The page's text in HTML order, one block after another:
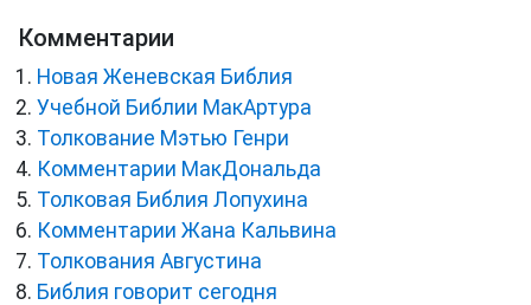
Комментарии
Новая Женевская Библия
Учебной Библии МакАртура
Толкование Мэтью Генри
Комментарии МакДональда
Толковая Библия Лопухина
Комментарии Жана Кальвина
Толкования Августина
Библия говорит сегодня